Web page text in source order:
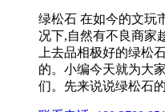
绿松石 在如今的文玩
况下,自然有不良商家
上去品相极好的绿松
的。小编今天就为大
们。先来说说绿松石